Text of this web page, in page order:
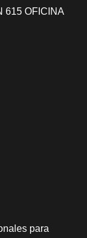
615 OFICINA
para